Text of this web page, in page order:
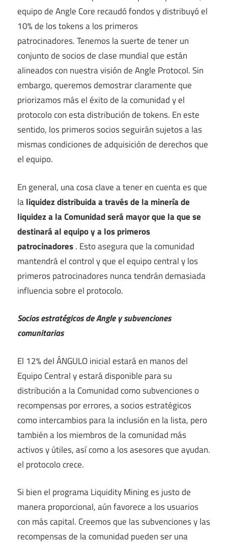
equipo de Angle Core recaudó fondos y distribuyó el
10% de los tokens a los primeros
patrocinadores. Tenemos la suerte de tener un
conjunto de socios de clase mundial que están
alineados con nuestra visión de Angle Protocol. Sin
embargo, queremos demostrar claramente que
priorizamos más el éxito de la comunidad y el
protocolo con esta distribución de tokens. En este
sentido, los primeros socios seguirán sujetos a las
mismas condiciones de adquisición de derechos que
el equipo.
En general, una cosa clave a tener en cuenta es que
laliquidez distribuida a través de la minería de
liquidez a la Comunidad será mayor que la que se
destinará al equipo y a los primeros
patrocinadores. Esto asegura que la comunidad
mantendrá el control y que el equipo central y los
primeros patrocinadores nunca tendrán demasiada
influencia sobre el protocolo.
Socios estratégicos de Angle y subvenciones
comunitarias
El 12% del ÁNGULO inicial estará en manos del
Equipo Central y estará disponible para su
distribución a la Comunidad como subvenciones o
recompensas por errores, a socios estratégicos
como intercambios para la inclusión en la lista, pero
también a los miembros de la comunidad más
activos y útiles, así como a los asesores que ayudan.
el protocolo crece.
Si bien el programa Liquidity Mining es justo de
manera proporcional, aún favorece a los usuarios
con más capital. Creemos que las subvenciones y las
recompensas de la comunidad pueden ser una